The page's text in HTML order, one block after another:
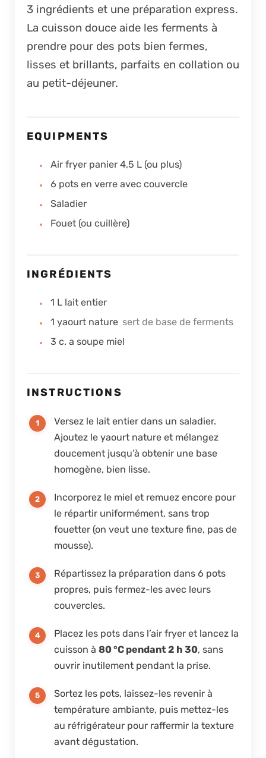
3 ingrédients et une préparation express.
La cuisson douce aide les ferments à
prendre pour des pots bien fermes,
lisses et brillants, parfaits en collation ou
au petit-déjeuner.
EQUIPMENTS
Air fryer panier 4,5 L (ou plus)
6 pots en verre avec couvercle
Saladier
Fouet (ou cuillère)
INGRÉDIENTS
1 L lait entier
1 yaourt nature sert de base de ferments
3 c. a soupe miel
INSTRUCTIONS
Versez le lait entier dans un saladier.
Ajoutez le yaourt nature et mélangez
doucement jusqu’à obtenir une base
homogène, bien lisse.
Incorporez le miel et remuez encore pour
le répartir uniformément, sans trop
fouetter (on veut une texture fine, pas de
mousse).
Répartissez la préparation dans 6 pots
propres, puis fermez-les avec leurs
couvercles.
Placez les pots dans l’air fryer et lancez la
cuisson à 80 °C pendant 2 h 30, sans
ouvrir inutilement pendant la prise.
Sortez les pots, laissez-les revenir à
température ambiante, puis mettez-les
au réfrigérateur pour raffermir la texture
avant dégustation.